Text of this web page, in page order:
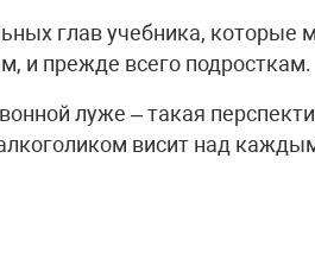
глав учебника, которые
и прежде всего подросткам.
луже – такая
висит над